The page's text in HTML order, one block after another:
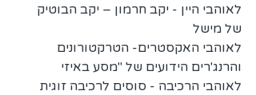
לאוהבי היין - יקב חרמון – יקב הבוטיק
של מישל
לאוהבי האקסטרים- הטרקטורונים
והרנג'רים הידועים של "מסע באיזי
לאוהבי הרכיבה - סוסים לרכיבה זוגית